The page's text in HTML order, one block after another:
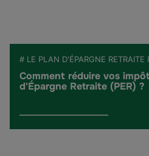
# LE PLAN D'ÉPARGNE RETRAITE
Comment réduire vos
d'Épargne Retraite (PER) ?